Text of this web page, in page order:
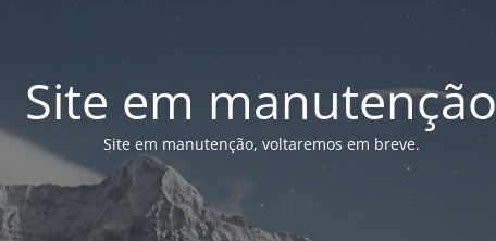
Site em manutenção
Site em manutenção, voltaremos em breve.